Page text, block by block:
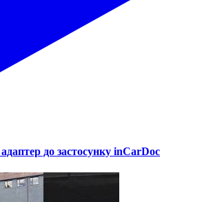
до застосунку inCarDoc